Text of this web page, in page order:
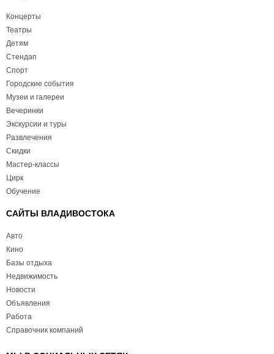
Концерты
Театры
Детям
Стендап
Спорт
Городские события
Музеи и галереи
Вечеринки
Экскурсии и туры
Развлечения
Скидки
Мастер-классы
Цирк
Обучение
САЙТЫ ВЛАДИВОСТОКА
Авто
Кино
Базы отдыха
Недвижимость
Новости
Объявления
Работа
Справочник компаний